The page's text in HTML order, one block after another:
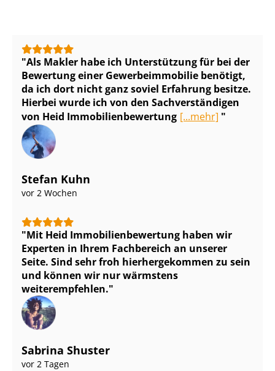
Als Makler habe ich Unterstützung für bei der
Bewertung einer Ge­wer­be­im­mo­bi­lie benötigt,
da ich dort nicht ganz soviel Erfahrung besitze.
Hierbei wurde ich von den Sach­ver­stän­di­gen
von Heid Im­mo­bi­li­en­be­wer­tung [...mehr]
Stefan Kuhn
vor 2 Wochen
Mit Heid Im­mo­bi­li­en­be­wer­tung haben wir
Experten in Ihrem Fachbereich an unserer
Seite. Sind sehr froh hierhergekommen zu sein
und können wir nur wärmstens
weiterempfehlen.
Sabrina Shuster
vor 2 Tagen